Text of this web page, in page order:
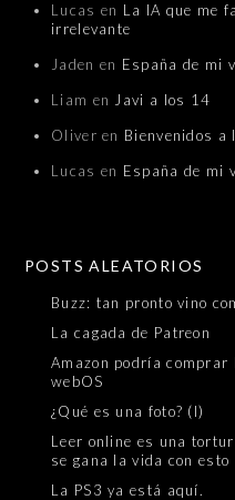
Lucas en La IA que me
irrelevante
Jaden en España de mi
Liam en Javi a los 14
Oliver en Bienvenidos a
Lucas en España de mi
POSTS ALEATORIOS
Buzz: tan pronto vino
La cagada de Patreon
Amazon podría comprar
webOS
¿Qué es una foto? (I)
Leer online es una
se gana la vida con esto
La PS3 ya está aquí.